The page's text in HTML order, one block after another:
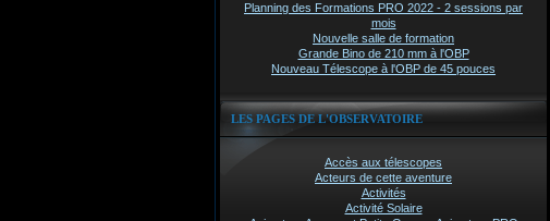
Planning des Formations PRO 2022 - 2 sessions par
mois
Nouvelle salle de formation
Grande Bino de 210 mm à l'OBP
Nouveau Télescope à l'OBP de 45 pouces
LES PAGES DE L'OBSERVATOIRE
Accès aux télescopes
Acteurs de cette aventure
Activités
Activité Solaire